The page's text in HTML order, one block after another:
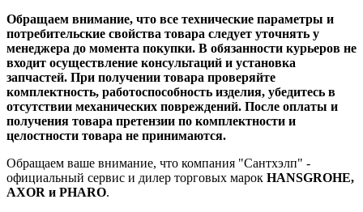
Обращаем внимание, что все технические параметры и
потребительские свойства товара следует уточнять у
менеджера до момента покупки. В обязанности курьеров не
входит осуществление консультаций и установка
запчастей. При получении товара проверяйте
комплектность, работоспособность изделия, убедитесь в
отсутствии механических повреждений. После оплаты и
получения товара претензии по комплектности и
целостности товара не принимаются.
Обращаем ваше внимание, что компания "Сантхэлп" -
официальный сервис и дилер торговых марок HANSGROHE,
AXOR и PHARO.